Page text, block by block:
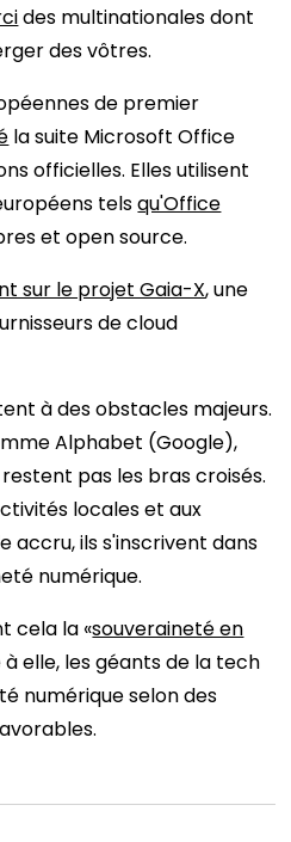
des multinationales dont
des vôtres.
de premier
la suite Microsoft Office
officielles. Elles utilisent
telsqu'Office
et open source.
sur le projet Gaia-X, une
de cloud
à des obstacles majeurs.
Alphabet (Google),
pas les bras croisés.
locales et aux
accru, ils s'inscrivent dans
numérique.
cela la «souveraineté en
à elle, les géants de la tech
numérique selon des